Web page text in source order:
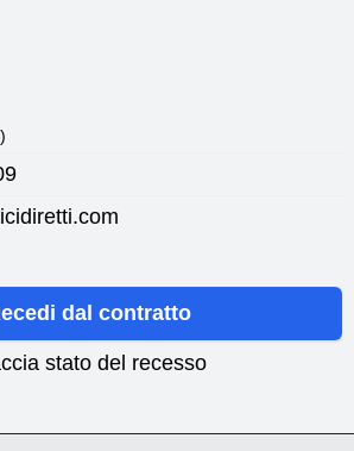
dal contratto
stato del recesso